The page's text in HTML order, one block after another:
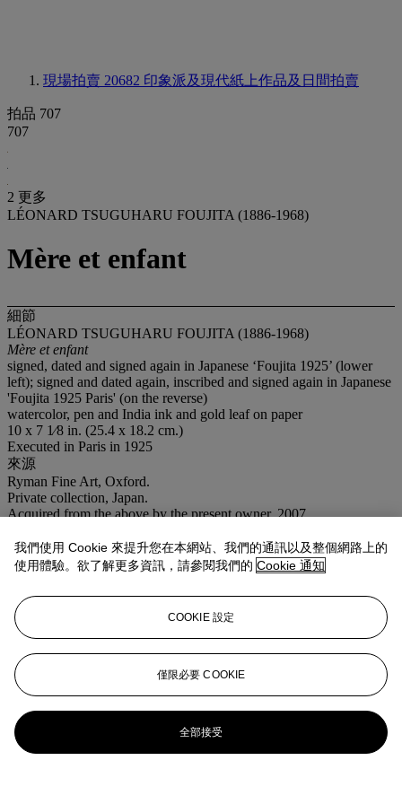
現場拍賣 20682 印象派及現代紙上作品及日間拍賣
拍品 707
707
2 更多
LÉONARD TSUGUHARU FOUJITA (1886-1968)
Mère et enfant
細節
LÉONARD TSUGUHARU FOUJITA (1886-1968)
Mère et enfant
signed, dated and signed again in Japanese ‘Foujita 1925’ (lower
left); signed and dated again, inscribed and signed again in Japanese
'Foujita 1925 Paris' (on the reverse)
watercolor, pen and India ink and gold leaf on paper
10 x 7 1⁄8 in. (25.4 x 18.2 cm.)
Executed in Paris in 1925
來源
Ryman Fine Art, Oxford.
Private collection, Japan.
Acquired from the above by the present owner, 2007.
S. Buisson,Léonard Tsuguharu Foujita, Paris, 2001, vol. 2, p. 216,
no. 25.116 (illustrated).
業務規定
更多來自印象派及現代紙上作品及日間
拍賣
查看全部
查看全部
我們使用 Cookie 來提升您在本網站、我們的通訊以及整個網路上的
使用體驗。欲了解更多資訊，請參閱我們的 Cookie 通知
COOKIE 設定
僅限必要 COOKIE
全部接受